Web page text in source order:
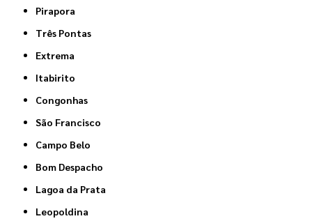
Pirapora
Três Pontas
Extrema
Itabirito
Congonhas
São Francisco
Campo Belo
Bom Despacho
Lagoa da Prata
Leopoldina